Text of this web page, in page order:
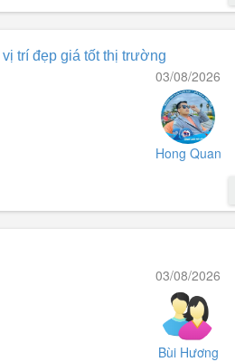
trí đẹp giá tốt thị trường
03/08/2026
Hong Quan
kiếm không gian thương mại lý tưởng.
phù hợp cho các hoạt động kinh
thủy tốt. Đường vào rộng 15m
03/08/2026
Bùi Hương